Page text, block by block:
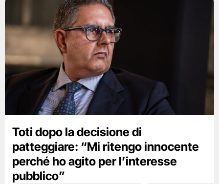
Toti dopo la decisione di
patteggiare: “Mi ritengo innocente
perché ho agito per l’interesse
pubblico”